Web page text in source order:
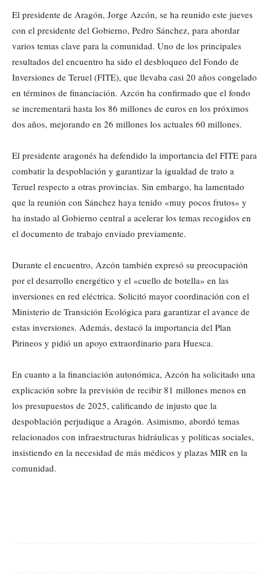
El presidente de Aragón, Jorge Azcón, se ha reunido este jueves
con el presidente del Gobierno, Pedro Sánchez, para abordar
varios temas clave para la comunidad. Uno de los principales
resultados del encuentro ha sido el desbloqueo del Fondo de
Inversiones de Teruel (FITE), que llevaba casi 20 años congelado
en términos de financiación. Azcón ha confirmado que el fondo
se incrementará hasta los 86 millones de euros en los próximos
dos años, mejorando en 26 millones los actuales 60 millones.
El presidente aragonés ha defendido la importancia del FITE para
combatir la despoblación y garantizar la igualdad de trato a
Teruel respecto a otras provincias. Sin embargo, ha lamentado
que la reunión con Sánchez haya tenido «muy pocos frutos» y
ha instado al Gobierno central a acelerar los temas recogidos en
el documento de trabajo enviado previamente.
Durante el encuentro, Azcón también expresó su preocupación
por el desarrollo energético y el «cuello de botella» en las
inversiones en red eléctrica. Solicitó mayor coordinación con el
Ministerio de Transición Ecológica para garantizar el avance de
estas inversiones. Además, destacó la importancia del Plan
Pirineos y pidió un apoyo extraordinario para Huesca.
En cuanto a la financiación autonómica, Azcón ha solicitado una
explicación sobre la previsión de recibir 81 millones menos en
los presupuestos de 2025, calificando de injusto que la
despoblación perjudique a Aragón. Asimismo, abordó temas
relacionados con infraestructuras hidráulicas y políticas sociales,
insistiendo en la necesidad de más médicos y plazas MIR en la
comunidad.